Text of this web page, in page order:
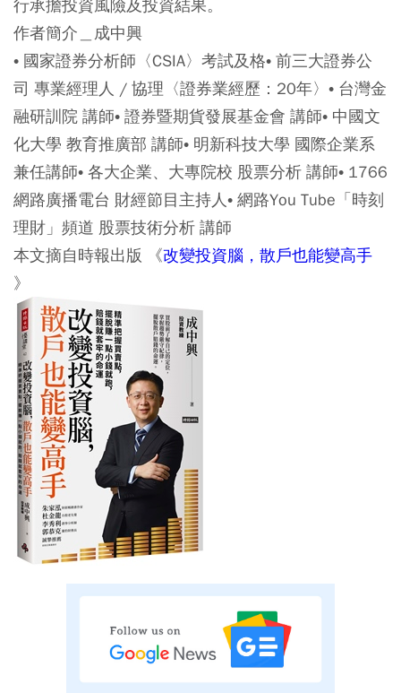
行承擔投資風險及投資結果。
作者簡介＿成中興
• 國家證券分析師〈CSIA〉考試及格• 前三大證券公
司 專業經理人 / 協理〈證券業經歷：20年〉• 台灣金
融研訓院 講師• 證券暨期貨發展基金會 講師• 中國文
化大學 教育推廣部 講師• 明新科技大學 國際企業系
兼任講師• 各大企業、大專院校 股票分析 講師• 1766
網路廣播電台 財經節目主持人• 網路You Tube「時刻
理財」頻道 股票技術分析 講師
本文摘自時報出版 《改變投資腦，散戶也能變高手
》